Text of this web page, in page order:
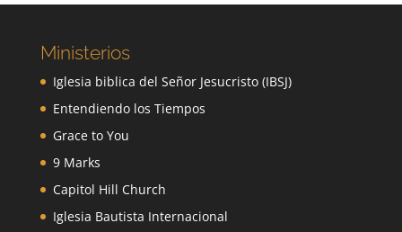
Ministerios
Iglesia biblica del Señor Jesucristo (IBSJ)
Entendiendo los Tiempos
Grace to You
9 Marks
Capitol Hill Church
Iglesia Bautista Internacional